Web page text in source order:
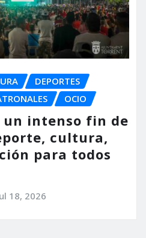
DEPORTES
OCIO
intenso fin de
cultura,
para todos
18, 2026